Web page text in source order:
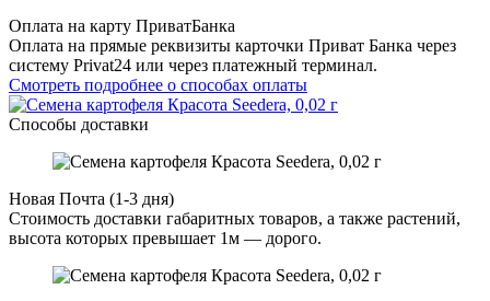
Оплата на карту ПриватБанка
Оплата на прямые реквизиты карточки Приват Банка через
систему Privat24 или через платежный терминал.
Смотреть подробнее о способах оплаты
Способы доставки
Новая Почта (1-3 дня)
Стоимость доставки габаритных товаров, а также растений,
высота которых превышает 1м — дорого.